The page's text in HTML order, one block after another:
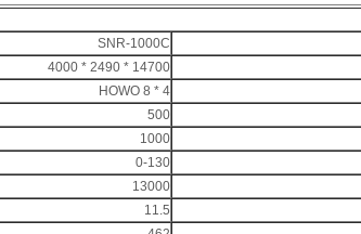
SNR-1000C
14700 * 2490 * 4000
HOWO 8 * 4
500
1000
0-130
13000
11.5